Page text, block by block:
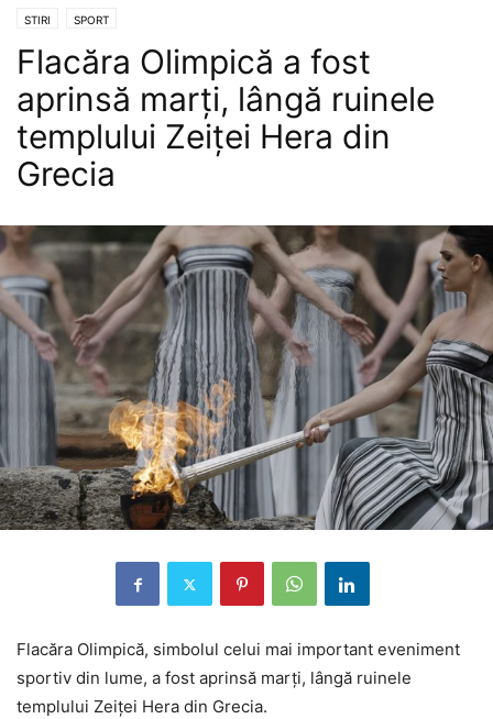
STIRI SPORT
Flacăra Olimpică a fost
aprinsă marți, lângă ruinele
templului Zeiței Hera din
Grecia
Flacăra Olimpică, simbolul celui mai important eveniment
sportiv din lume, a fost aprinsă marți, lângă ruinele
templului Zeiței Hera din Grecia.